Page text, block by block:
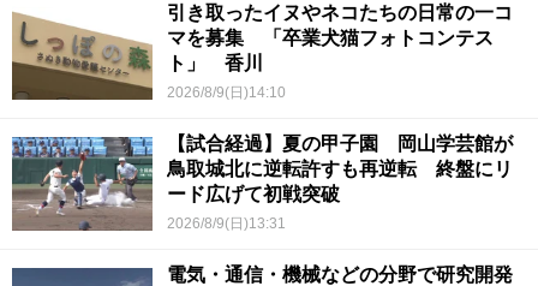
引き取ったイヌやネコたちの日常の一コ
マを募集 「卒業犬猫フォトコンテス
ト」 香川
2026/8/9(日)14:10
【試合経過】夏の甲子園 岡山学芸館が
鳥取城北に逆転許すも再逆転 終盤にリ
ード広げて初戦突破
2026/8/9(日)13:31
電気・通信・機械などの分野で研究開発